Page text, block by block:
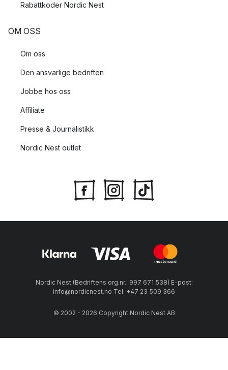
Rabattkoder Nordic Nest
OM OSS
Om oss
Den ansvarlige bedriften
Jobbe hos oss
Affiliate
Presse & Journalistikk
Nordic Nest outlet
Nordic Nest (Bedriftens org.nr.: 997 671 538) E-post:
info@nordicnest.no Tel: +47 23 509 366
© 2002 - 2026 Copyright Nordic Nest AB